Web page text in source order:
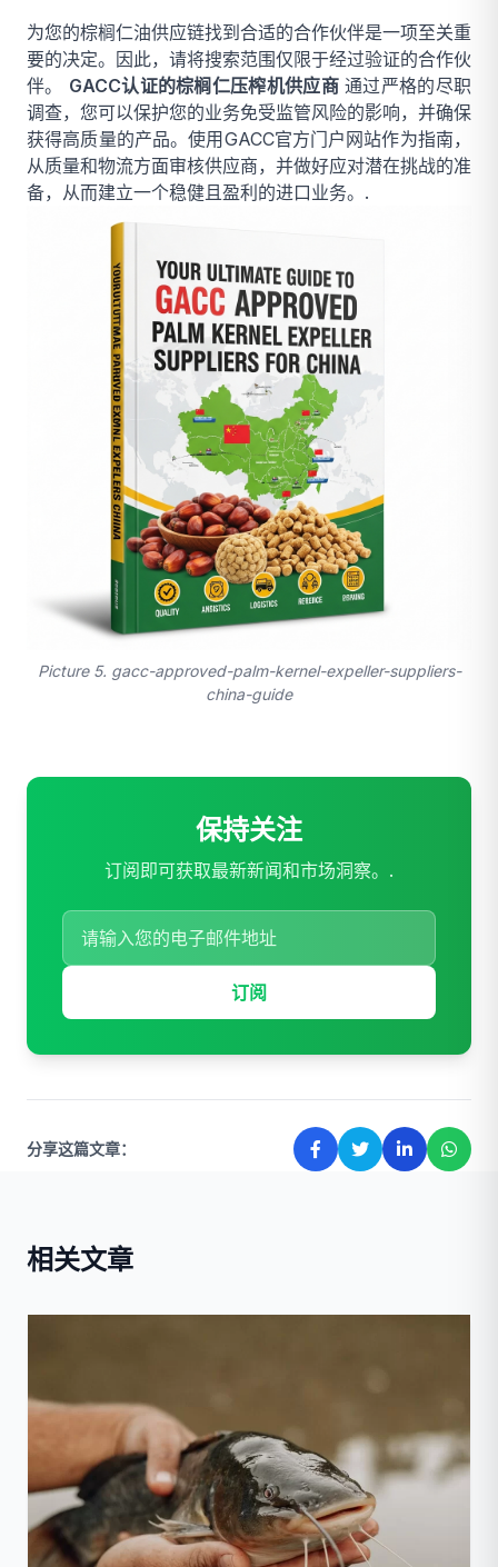
为您的棕榈仁油供应链找到合适的合作伙伴是一项至关重
要的决定。因此，请将搜索范围仅限于经过验证的合作伙
伴。 GACC认证的棕榈仁压榨机供应商通过严格的尽职
调查，您可以保护您的业务免受监管风险的影响，并确保
获得高质量的产品。使用GACC官方门户网站作为指南，
从质量和物流方面审核供应商，并做好应对潜在挑战的准
备，从而建立一个稳健且盈利的进口业务。.
Picture 5. gacc-approved-palm-kernel-expeller-suppliers-
china-guide
保持关注
订阅即可获取最新新闻和市场洞察。.
订阅
分享这篇文章：
相关文章